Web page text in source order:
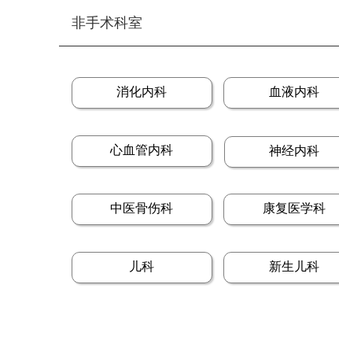
消化内科 血液内科
心血管内科 神经内科
中医骨伤科 康复医学科
儿科 新生儿科
非手术科室